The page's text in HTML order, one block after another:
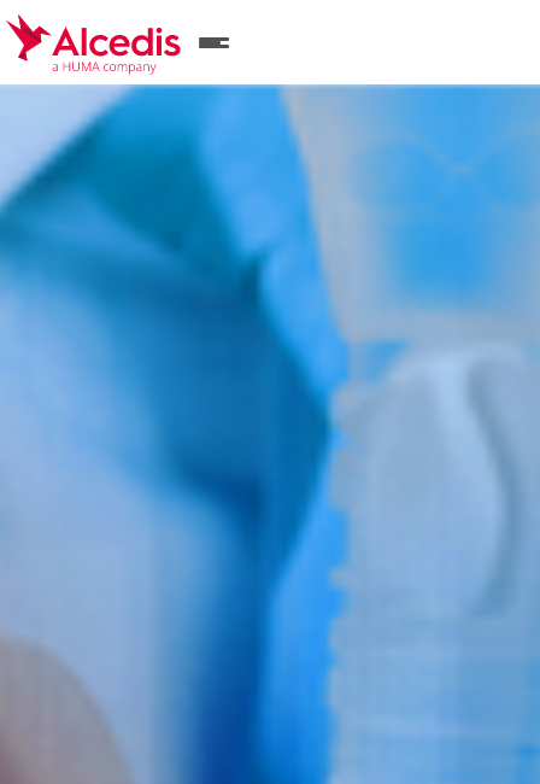
Direkt
zum
Inhalt